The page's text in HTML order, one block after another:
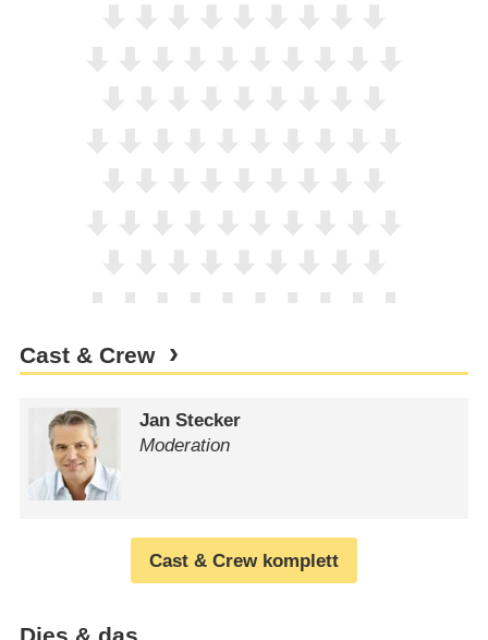
Cast & Crew
Jan Stecker
Moderation
Cast & Crew komplett